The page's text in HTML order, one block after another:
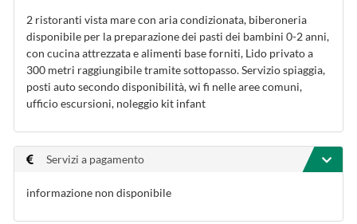
2 ristoranti vista mare con aria condizionata, biberoneria
disponibile per la preparazione dei pasti dei bambini 0-2 anni,
con cucina attrezzata e alimenti base forniti, Lido privato a
300 metri raggiungibile tramite sottopasso. Servizio spiaggia,
posti auto secondo disponibilità, wi fi nelle aree comuni,
ufficio escursioni, noleggio kit infant
Servizi a pagamento
informazione non disponibile